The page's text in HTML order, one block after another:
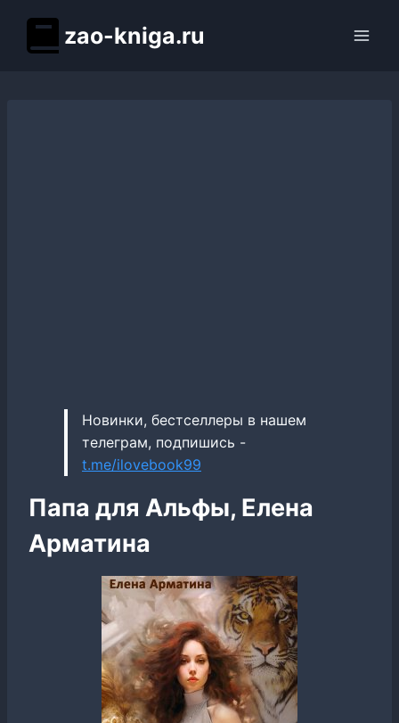
содержимому
zao-kniga.ru
Новинки, бестселлеры в нашем
телеграм, подпишись -
t.me/ilovebook99
Папа для Альфы, Елена
Арматина